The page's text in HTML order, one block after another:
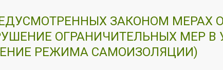
ЗАКОНОМ МЕРАХ
ОГРАНИЧИТЕЛЬНЫХ МЕР В
РЕЖИМА САМОИЗОЛЯЦИИ)